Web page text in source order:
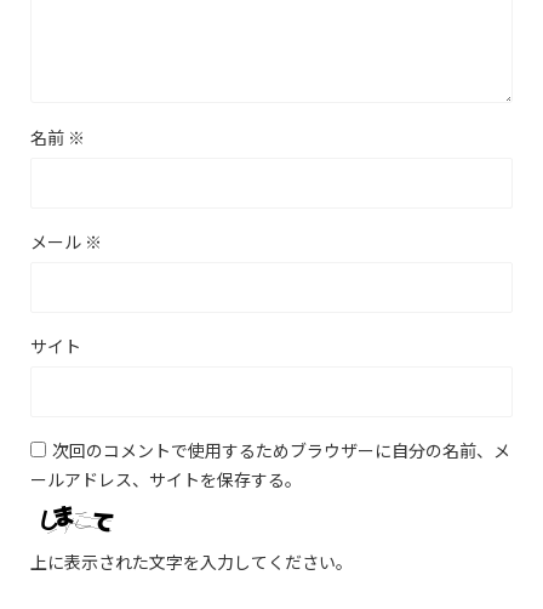
名前 ※
メール ※
サイト
次回のコメントで使用するためブラウザーに自分の名前、メ
ールアドレス、サイトを保存する。
上に表示された文字を入力してください。